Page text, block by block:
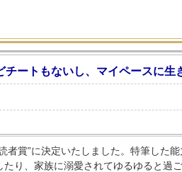
ートもないし、マイペースに生
者賞”に決定いたしました。特筆した
り、家族に溺愛されてゆるゆると過